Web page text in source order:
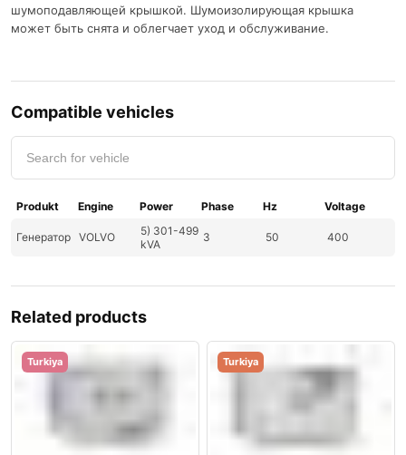
шумоподавляющей крышкой. Шумоизолирующая крышка
может быть снята и облегчает уход и обслуживание.
Compatible vehicles
Produkt Engine Power Phase Hz Voltage
Генератор VOLVO
5) 301-499
kVA
3 50 400
Related products
Turkiya Turkiya